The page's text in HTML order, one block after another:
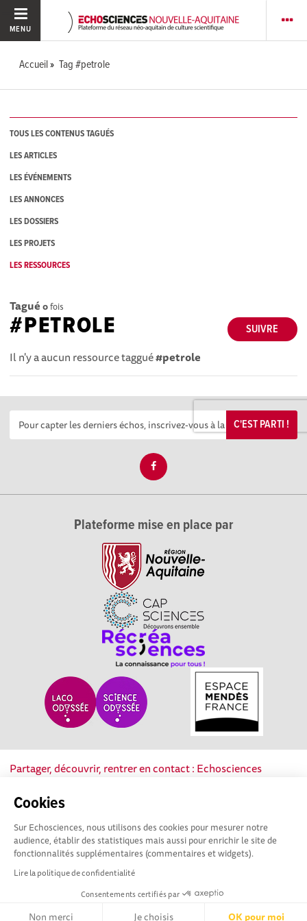
Cookies
Sur Echosciences, nous utilisons des cookies pour mesurer notre
audience, établir des statistiques mais aussi pour enrichir le site de
fonctionnalités supplémentaires (commentaires et widgets).
Lire la politique de confidentialité
Consentements certifiés par
Non merci Je choisis OK pour moi
MENU
Accueil Tag #petrole
TOUS LES CONTENUS TAGUÉS
LES ARTICLES
LES ÉVÉNEMENTS
LES ANNONCES
LES DOSSIERS
LES PROJETS
LES RESSOURCES
Tagué 0fois
SUIVRE
#PETROLE
Il n'y a aucun ressource taggué#petrole
C'EST PARTI !
Plateforme mise en place par
Partager, découvrir, rentrer en contact : Echosciences
culture scientifique, technique et industrielle de la région.
Mentions légales|Politique de confidentialité|CGU
|Ligne éditoriale